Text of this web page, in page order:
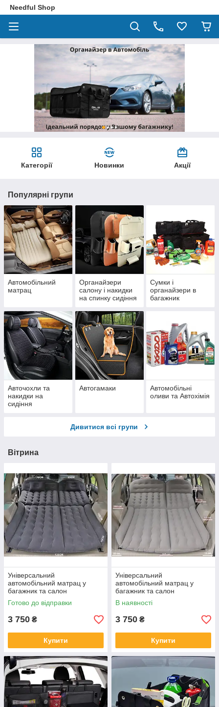
Needful Shop
Категорії Новинки Акції
Популярні групи
Автомобільний
матрац
Органайзери
салону і накидки
на спинку сидіння
Сумки і
органайзери в
багажник
Авточохли та
накидки на
сидіння
Автогамаки
Автомобільні
оливи та Автохімія
Дивитися всі групи
Вітрина
Універсальний
автомобільний матрац у
багажник та салон
автомобіля, чорний
Готово до відправки
3 750 ₴
Купити
Універсальний
автомобільний матрац у
багажник та салон
автомобіля, сірий
В наявності
3 750 ₴
Купити